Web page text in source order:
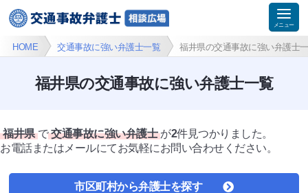
HOME 交通事故に強い弁護士一覧 福井県の交通事故に強い弁護士
福井県の交通事故に強い弁護士一覧
福井県 で 交通事故に強い弁護士 が2件見つかりました。
お電話またはメールにてお気軽にお問い合わせください。
市区町村から弁護士を探す